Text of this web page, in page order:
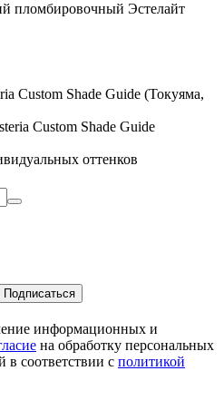
пломбировочный Эстелайт
Custom Shade Guide (Токуяма,
оттенков
информационных и
на обработку персональных
в соответствии с политикой